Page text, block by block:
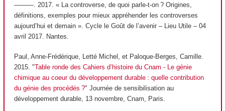
———. 2017. « La controverse, de quoi parle-t-on ? Origines,
définitions, exemples pour mieux appréhender les controverses
aujourd’hui et demain ». Cycle le Goût de l’avenir – Lieu Utile – 04
avril 2017. Nantes.
Paul, Anne-Frédérique, Letté Michel, et Paloque-Berges, Camille.
2015. "Table ronde des Cahiers d’histoire du Cnam - Le génie
chimique au coeur du développement durable : quelle contribution
du génie des procédés ?" Journée de sensibilisation au
développement durable, 13 novembre, Cnam, Paris.